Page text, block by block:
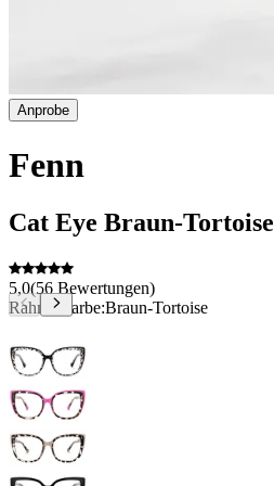
Anprobe
Fenn
Cat Eye Braun-Tortoise
5,0(56 Bewertungen)
Rahmenfarbe:Braun-Tortoise